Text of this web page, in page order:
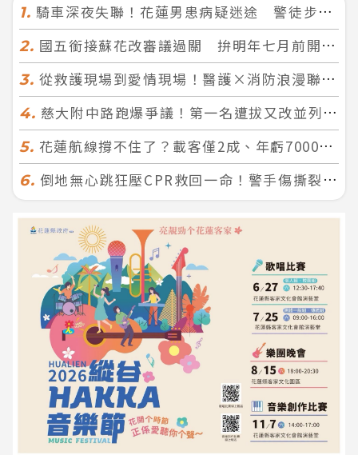
1. 騎車深夜失聯！花蓮男患病疑迷途 警徒步百米急尋救回一命
2. 國五銜接蘇花改審議過關 拚明年七月前開工！台北花蓮2小時生活圈成形
3. 從救護現場到愛情現場！醫護×消防浪漫聯誼 32人配對成功5對
4. 慈大附中路跑爆爭議！第一名遭拔又改並列 家長怒：難以接受
5. 花蓮航線撐不住了？載客僅2成、年虧7000萬 華信喊：真的快飛不下去
6. 倒地無心跳狂壓CPR救回一命！警手傷撕裂仍不放手 竟救到藝人何篤霖哥哥